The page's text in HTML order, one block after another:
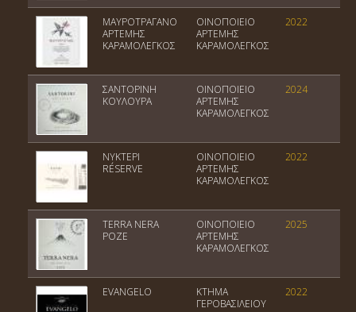
ΜΑΥΡΟΤΡΑΓΑΝΟ
ΑΡΤΕΜΗΣ
ΚΑΡΑΜΟΛΕΓΚΟΣ
ΟΙΝΟΠΟΙΕΙΟ
ΑΡΤΕΜΗΣ
ΚΑΡΑΜΟΛΕΓΚΟΣ
2022
ΣΑΝΤΟΡΙΝΗ
ΚΟΥΛΟΥΡΑ
ΟΙΝΟΠΟΙΕΙΟ
ΑΡΤΕΜΗΣ
ΚΑΡΑΜΟΛΕΓΚΟΣ
2024
ΝΥΚΤΕΡΙ
RÉSERVE
ΟΙΝΟΠΟΙΕΙΟ
ΑΡΤΕΜΗΣ
ΚΑΡΑΜΟΛΕΓΚΟΣ
2022
TERRA NERA
ΡΟΖΕ
ΟΙΝΟΠΟΙΕΙΟ
ΑΡΤΕΜΗΣ
ΚΑΡΑΜΟΛΕΓΚΟΣ
2025
EVANGELO
ΚΤΗΜΑ
ΓΕΡΟΒΑΣΙΛΕΙΟΥ
2022